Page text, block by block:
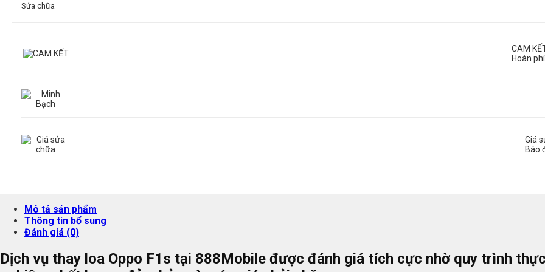
Sửa chữa
CAM
Hoàn
Giá
Báo
Mô tả sản phẩm
Thông tin bổ sung
Đánh giá (0)
Dịch vụ thay loa Oppo F1s tại 888Mobile được đánh giá tích cực nhờ quy trình